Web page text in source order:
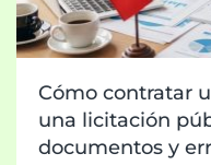
Cómo contratar
una licitación
documentos y